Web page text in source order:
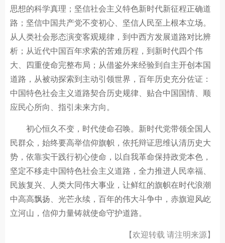
思想的科学真理；坚信社会主义特色新时代新征程正确道
路；坚信中国共产党不变初心、坚信人民至上根本立场。
从人类社会形态演变客观规律，到中西方发展道路对比辨
析；从近代中国百年求索的苦难历程，到新时代四个伟
大、四重使命完整布局；从借鉴外来经验到自主开创本国
道路，从被动探索到主动引领世界，百年历史充分佐证：
中国特色社会主义道路契合历史规律、贴合中国国情、顺
应民心所向、指引未来方向。
初心恒久不变，时代使命召唤。新时代党带领全国人
民群众，始终要高举信仰旗帜，依托辩证思维认清历史大
势，依靠实干践行初心使命，以自我革命保持政党本色，
坚定不移走中国特色社会主义道路，全力推进人民幸福、
民族复兴、人类大同伟大事业，让鲜红的旗帜在时代浪潮
中高高飘扬、光芒永续，百年的伟大斗争中，赤旗迎风屹
立河山，信仰力量铸就使命守护道路。
【欢迎转载 请注明来源】